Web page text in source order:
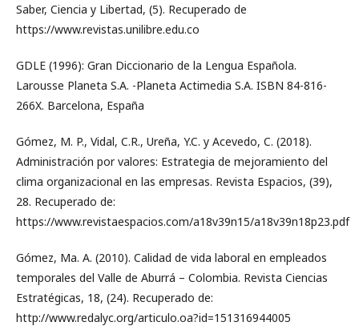
Saber, Ciencia y Libertad, (5). Recuperado de
https://www.revistas.unilibre.edu.co
GDLE (1996): Gran Diccionario de la Lengua Española.
Larousse Planeta S.A. -Planeta Actimedia S.A. ISBN 84-816-
266X. Barcelona, España
Gómez, M. P., Vidal, C.R., Ureña, Y.C. y Acevedo, C. (2018).
Administración por valores: Estrategia de mejoramiento del
clima organizacional en las empresas. Revista Espacios, (39),
28. Recuperado de:
https://www.revistaespacios.com/a18v39n15/a18v39n18p23.pdf
Gómez, Ma. A. (2010). Calidad de vida laboral en empleados
temporales del Valle de Aburrá – Colombia. Revista Ciencias
Estratégicas, 18, (24). Recuperado de:
http://www.redalyc.org/articulo.oa?id=151316944005